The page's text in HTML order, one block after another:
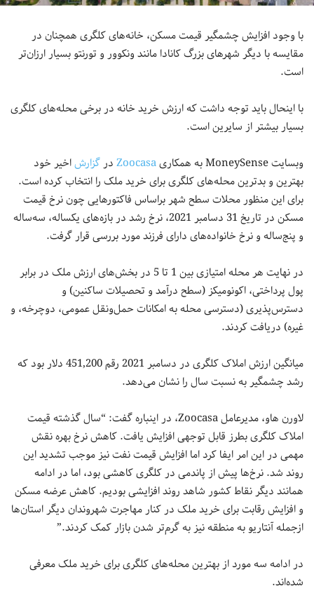
با وجود افزایش چشمگیر قیمت مسکن، خانه‌های کلگری همچنان در
مقایسه با دیگر شهرهای بزرگ کانادا مانند ونکوور و تورنتو بسیار ارزان‌تر
است.
با اینحال باید توجه داشت که ارزش خرید خانه در برخی محله‌های کلگری
بسیار بیشتر از سایرین است.
وبسایت MoneySense به همکاری
Zoocasaدرگزارشاخیر خود
بهترین و بدترین محله‌های کلگری برای خرید ملک را انتخاب کرده است.
برای این منظور محلات سطح شهر براساس فاکتورهایی چون نرخ قیمت
مسکن در تاریخ 31 دسامبر 2021، نرخ رشد در بازه‌های یکساله، سه‌ساله
و پنج‌ساله و نرخ خانواده‌های دارای فرزند مورد بررسی قرار گرفت.
در نهایت هر محله امتیازی بین 1 تا 5 در بخش‌های ارزش ملک در برابر
پول پرداختی، اکونومیکز (سطح درآمد و تحصیلات ساکنین) و
دسترس‌پذیری (دسترسی محله به امکانات حمل‌ونقل عمومی، دوچرخه، و
غیره) دریافت کردند.
میانگین ارزش املاک کلگری در دسامبر 2021 رقم 451,200 دلار بود که
رشد چشمگیر به نسبت سال را نشان می‌دهد.
لاورن هاو، مدیرعامل Zoocasa، در اینباره گفت: “سال گذشته قیمت
املاک کلگری بطرز قابل توجهی افزایش یافت. کاهش نرخ بهره نقش
مهمی در این امر ایفا کرد اما افزایش قیمت نفت نیز موجب تشدید این
روند شد. نرخ‌ها پیش از پاندمی در کلگری کاهشی بود، اما در ادامه
همانند دیگر نقاط کشور شاهد روند افزایشی بودیم. کاهش عرضه مسکن
و افزایش رقابت برای خرید ملک در کنار مهاجرت‌ شهروندان دیگر استان‌ها
ازجمله آنتاریو به منطقه نیز به گرم‌تر شدن بازار کمک کردند.”
در ادامه سه مورد از بهترین محله‌های کلگری برای خرید ملک معرفی
شده‌اند.